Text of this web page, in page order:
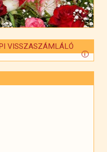
VISSZASZÁMLÁLÓ
i